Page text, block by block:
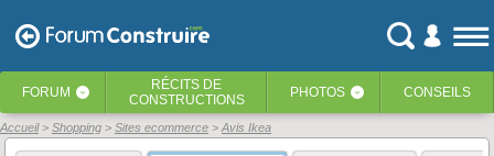
FORUM ‹ RÉCITS DE
CONSTRUCTIONS
PHOTOS ‹ CONSEILS
Accueil Shopping Sites ecommerce Avis Ikea